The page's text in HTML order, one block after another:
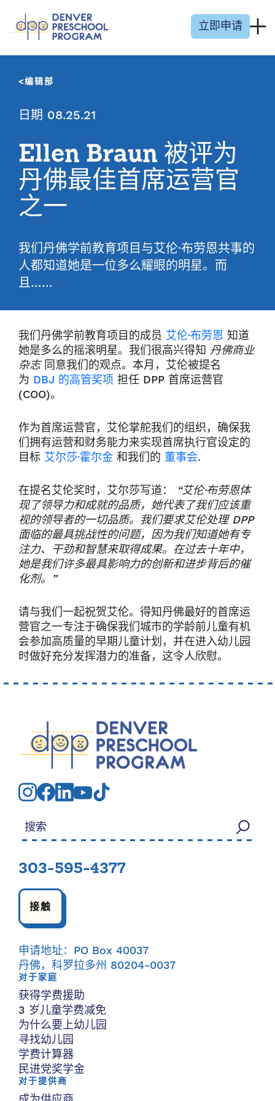
立即申请
编辑部
日期 08.25.21
Ellen Braun 被评为
丹佛最佳首席运营官
之一
我们丹佛学前教育项目与艾伦·布劳恩共事的
人都知道她是一位多么耀眼的明星。而
且……
我们丹佛学前教育项目的成员 艾伦·布劳恩 知道
她是多么的摇滚明星。我们很高兴得知 丹佛商业
杂志同意我们的观点。本月，艾伦被提名
为 DBJ 的高管奖项 担任 DPP 首席运营官
(COO)。
作为首席运营官，艾伦掌舵我们的组织，确保我
们拥有运营和财务能力来实现首席执行官设定的
目标 艾尔莎·霍尔金 和我们的 董事会.
在提名艾伦奖时，艾尔莎写道：
“艾伦·布劳恩体
现了领导力和成就的品质，她代表了我们应该重
视的领导者的一切品质。我们要求艾伦处理 DPP
面临的最具挑战性的问题，因为我们知道她有专
注力、干劲和智慧来取得成果。在过去十年中，
她是我们许多最具影响力的创新和进步背后的催
化剂。”
请与我们一起祝贺艾伦。得知丹佛最好的首席运
营官之一专注于确保我们城市的学龄前儿童有机
会参加高质量的早期儿童计划，并在进入幼儿园
时做好充分发挥潜力的准备，这令人欣慰。
搜索：
303-595-4377
接触
申请地址：PO Box 40037
丹佛，科罗拉多州 80204-0037
对于家庭
获得学费援助
3 岁儿童学费减免
为什么要上幼儿园
寻找幼儿园
学费计算器
民进党奖学金
对于提供商